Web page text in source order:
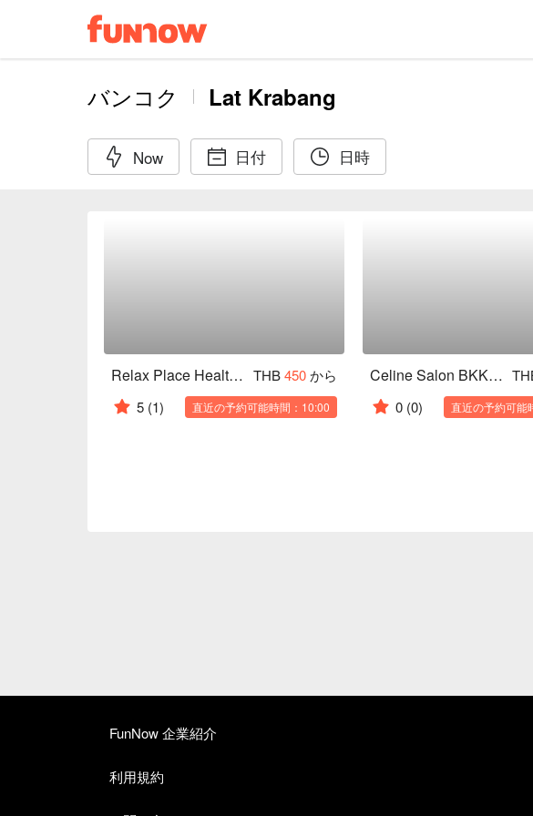
バンコク Lat Krabang
Now 日付 日時
Relax Place Health & Massage (Little Walk Lat Krabang) THB450から
5 (1) 直近の予約可能時間：10:00
Celine Salon BKK (Lat Krabang)
0 (0) 直近の予約可能
FunNow 企業紹介
利用規約